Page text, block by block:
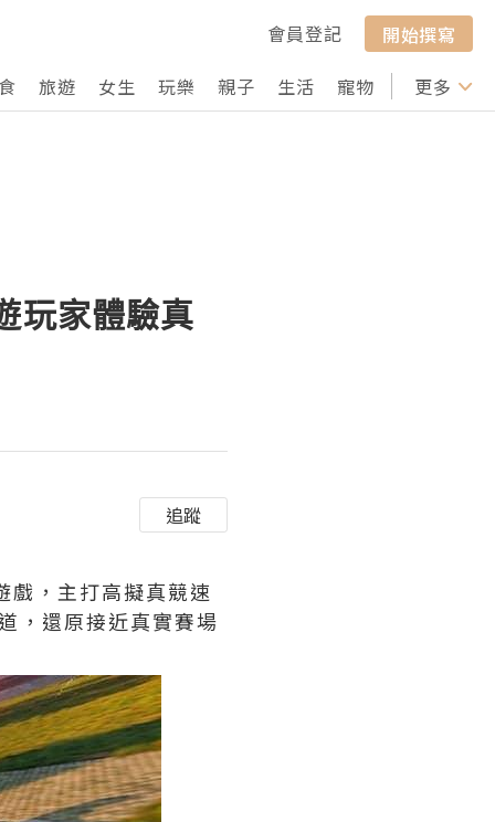
會員登記
開始撰寫
旅遊 女生 玩樂 親子 生活 寵物 行山 打卡
更多
玩家體驗真
追蹤
戲，主打高擬真競速
，還原接近真實賽場